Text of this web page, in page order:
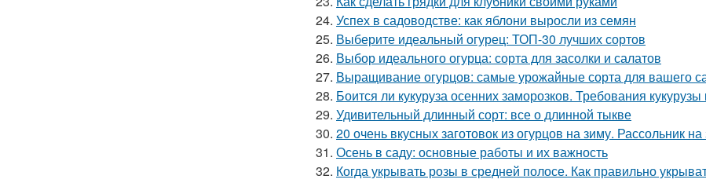
24. Успех в садоводстве: как яблони выросли из семян
25. Выберите идеальный огурец: ТОП-30 лучших сортов
26. Выбор идеального огурца: сорта для засолки и салатов
27. Выращивание огурцов: самые урожайные сорта для вашего
28. Боится ли кукуруза осенних заморозков. Требования
29. Удивительный длинный сорт: все о длинной тыкве
30. 20 очень вкусных заготовок из огурцов на зиму. Рассольник
31. Осень в саду: основные работы и их важность
32. Когда укрывать розы в средней полосе. Как правильно